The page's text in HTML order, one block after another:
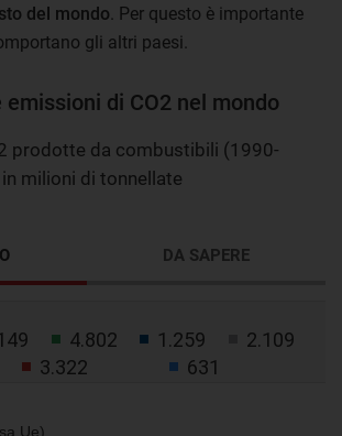
del mondo . Per questo è importante
gli altri paesi.
di CO2 nel mondo
prodotte da combustibili (1990-
milioni di tonnellate
DA SAPERE